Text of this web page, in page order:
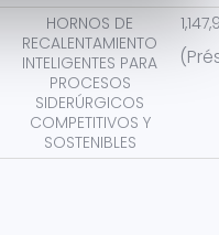
HORNOS DE
RECALENTAMIENTO
INTELIGENTES PARA
PROCESOS
SIDERÚRGICOS
COMPETITIVOS Y
SOSTENIBLES